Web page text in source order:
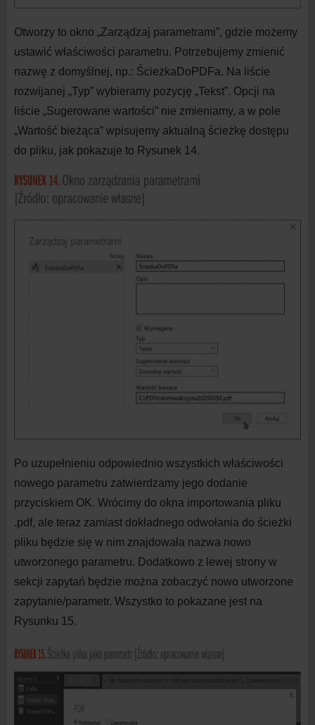
Otworzy to okno „Zarządzaj parametrami”, gdzie możemy
ustawić właściwości parametru. Potrzebujemy zmienić
nazwę z domyślnej, np.: ŚcieżkaDoPDFa. Na liście
rozwijanej „Typ” wybieramy pozycję „Tekst”. Opcji na
liście „Sugerowane wartości” nie zmieniamy, a w pole
„Wartość bieżąca” wpisujemy aktualną ścieżkę dostępu
do pliku, jak pokazuje to Rysunek 14.
Po uzupełnieniu odpowiednio wszystkich właściwości
nowego parametru zatwierdzamy jego dodanie
przyciskiem OK. Wrócimy do okna importowania pliku
.pdf, ale teraz zamiast dokładnego odwołania do ścieżki
pliku będzie się w nim znajdowała nazwa nowo
utworzonego parametru. Dodatkowo z lewej strony w
sekcji zapytań będzie można zobaczyć nowo utworzone
zapytanie/parametr. Wszystko to pokazane jest na
Rysunku 15.